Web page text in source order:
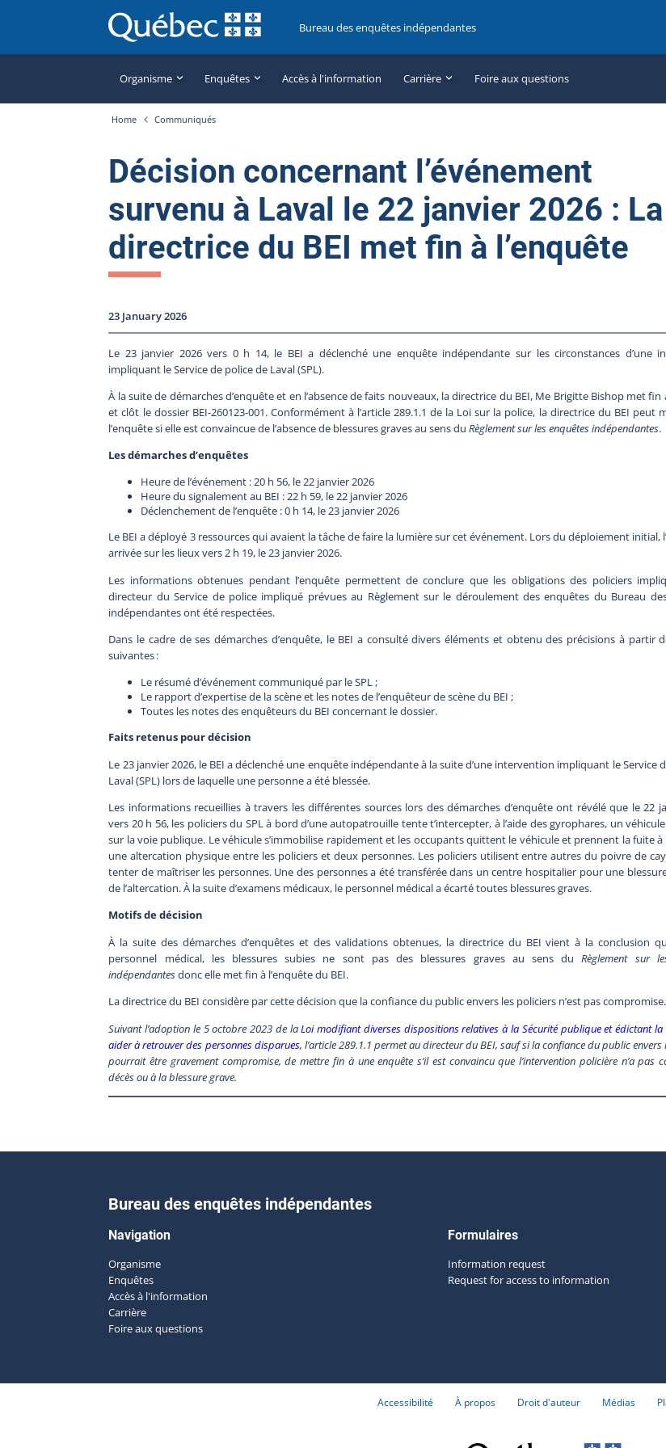
Bureau des enquêtes indépendantes
Organisme Enquêtes Accès à l'information Carrière Foire aux questions
Home Communiqués
Décision concernant l’événement
survenu à Laval le 22 janvier 2026 : La
directrice du BEI met fin à l’enquête
23 January 2026
Le 23 janvier 2026 vers 0 h 14, le BEI a déclenché une enquête indépendante sur les circonstances d’une
impliquant le Service de police de Laval (SPL).
À la suite de démarches d’enquête et en l’absence de faits nouveaux, la directrice du BEI, Me Brigitte Bishop met fin
et clôt le dossier BEI-260123-001. Conformément à l’article 289.1.1 de la Loi sur la police, la directrice du BEI peut
l’enquête si elle est convaincue de l’absence de blessures graves au sens duRèglement sur les enquêtes indépendantes.
Les démarches d’enquêtes
Heure de l’événement : 20 h 56, le 22 janvier 2026
Heure du signalement au BEI : 22 h 59, le 22 janvier 2026
Déclenchement de l’enquête : 0 h 14, le 23 janvier 2026
Le BEI a déployé 3 ressources qui avaient la tâche de faire la lumière sur cet événement. Lors du déploiement initial,
arrivée sur les lieux vers 2 h 19, le 23 janvier 2026.
Les informations obtenues pendant l’enquête permettent de conclure que les obligations des policiers
directeur du Service de police impliqué prévues au Règlement sur le déroulement des enquêtes du Bureau
indépendantes ont été respectées.
Dans le cadre de ses démarches d’enquête, le BEI a consulté divers éléments et obtenu des précisions à partir
suivantes :
Le résumé d’événement communiqué par le SPL ;
Le rapport d’expertise de la scène et les notes de l’enquêteur de scène du BEI ;
Toutes les notes des enquêteurs du BEI concernant le dossier.
Faits retenus pour décision
Le 23 janvier 2026, le BEI a déclenché une enquête indépendante à la suite d’une intervention impliquant le Service
Laval (SPL) lors de laquelle une personne a été blessée.
Les informations recueillies à travers les différentes sources lors des démarches d’enquête ont révélé que le 22
vers 20 h 56, les policiers du SPL à bord d’une autopatrouille tente t’intercepter, à l’aide des gyrophares, un
sur la voie publique. Le véhicule s’immobilise rapidement et les occupants quittent le véhicule et prennent la fuite
une altercation physique entre les policiers et deux personnes. Les policiers utilisent entre autres du poivre de
tenter de maîtriser les personnes. Une des personnes a été transférée dans un centre hospitalier pour une
de l’altercation. À la suite d’examens médicaux, le personnel médical a écarté toutes blessures graves.
Motifs de décision
À la suite des démarches d’enquêtes et des validations obtenues, la directrice du BEI vient à la conclusion
personnel médical, les blessures subies ne sont pas des blessures graves au sens duRèglement sur
indépendantesdonc elle met fin à l’enquête du BEI.
La directrice du BEI considère par cette décision que la confiance du public envers les policiers n’est pas compromise.
Suivant l’adoption le 5 octobre 2023 de laLoi modifiant diverses dispositions relatives à la Sécurité publique et édictant la
aider à retrouver des personnes disparues, l’article 289.1.1 permet au directeur du BEI, sauf si la confiance du public envers
pourrait être gravement compromise, de mettre fin à une enquête s’il est convaincu que l’intervention policière n’a pas
décès ou à la blessure grave.
Bureau des enquêtes indépendantes
Navigation
Organisme
Enquêtes
Accès à l'information
Carrière
Foire aux questions
Formulaires
Information request
Request for access to information
Accessibilité À propos Droit d'auteur Médias